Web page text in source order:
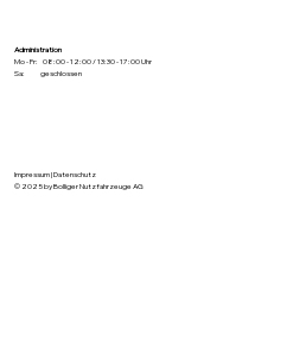
Administration
Mo - Fr: 08:00 - 12:00 / 13:30 - 17:00 Uhr
Sa: geschlossen
Impressum|Datenschutz
© 2025 by Bolliger Nutzfahrzeuge AG